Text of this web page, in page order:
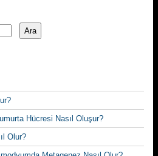
Ara
Hücresi Nasıl Oluşur?
Olur?